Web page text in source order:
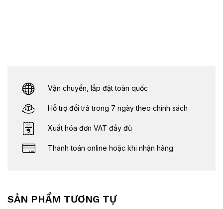
Vận chuyển, lắp đặt toàn quốc
Hỗ trợ đổi trả trong 7 ngày theo chính sách
Xuất hóa đơn VAT đầy đủ
Thanh toán online hoặc khi nhận hàng
SẢN PHẨM TƯƠNG TỰ